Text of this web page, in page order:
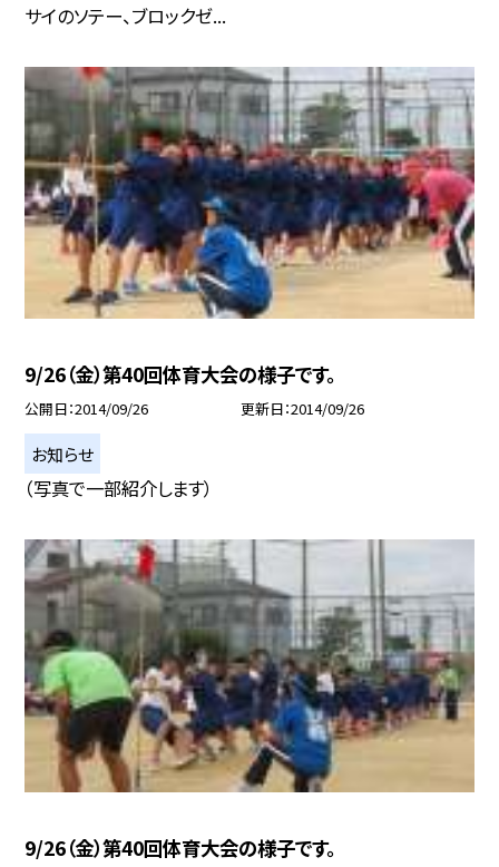
サイのソテー、ブロックゼ...
9/26（金）第40回体育大会の様子です。
公開日 2014/09/26 更新日 2014/09/26
お知らせ
（写真で一部紹介します）
9/26（金）第40回体育大会の様子です。